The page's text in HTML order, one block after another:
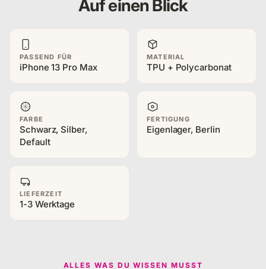
Auf einen Blick
PASSEND FÜR
iPhone 13 Pro Max
MATERIAL
TPU + Polycarbonat
FARBE
Schwarz, Silber,
Default
FERTIGUNG
Eigenlager, Berlin
LIEFERZEIT
1-3 Werktage
ALLES WAS DU WISSEN MUSST